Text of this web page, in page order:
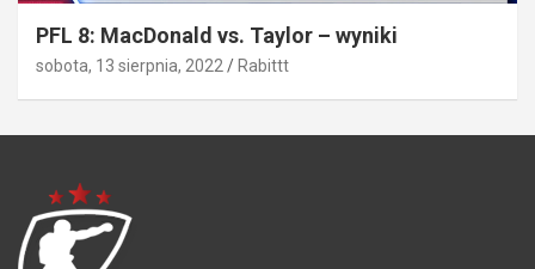
PFL 8: MacDonald vs. Taylor – wyniki
sobota, 13 sierpnia, 2022 Rabittt